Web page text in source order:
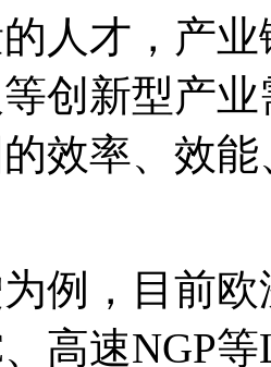
人才，产
创新型产
效率、效
例，目前
高速NGP